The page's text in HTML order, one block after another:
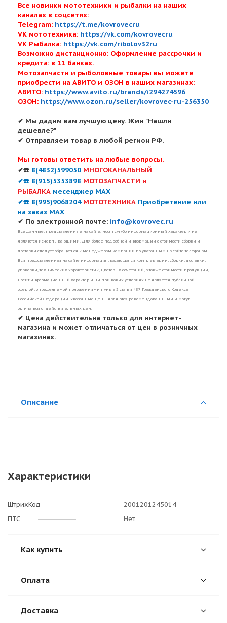
Все новинки мототехники и рыбалки на наших
каналах в соцсетях:
Telegram: https://t.me/kovrovecru
VK мототехника: https://vk.com/kovrovecru
VK Рыбалка: https://vk.com/ribolov32ru
Возможно дистанционно: Оформление рассрочки и
кредита: в 11 банках.
Мотозапчасти и рыболовные товары вы можете
приобрести на АВИТО и ОЗОН в наших магазинах:
АВИТО: https://www.avito.ru/brands/i294274596
ОЗОН: https://www.ozon.ru/seller/kovrovec-ru-256350
✔ Мы дадим вам лучшую цену. Жми "Нашли
дешевле?"
✔ Отправляем товар в любой регион РФ.
Мы готовы ответить на любые вопросы.
✔☎️ 8(4832)599050 МНОГОКАНАЛЬНЫЙ
✔☎️ 8(915)5353898 МОТОЗАПЧАСТИ и
РЫБАЛКА месенджер MAX
✔☎️ 8(995)9068204 МОТОТЕХНИКА Приобретение или
на заказ MAX
✔ По электронной почте: info@kovrovec.ru
Все данные, представленные на сайте, носят сугубо информационный характер и не
являются исчерпывающими. Для более подробной информации о стоимости сборки и
доставки следует обращаться к менеджерам компании по указанным на сайте телефонам.
Вся представленная на сайте информация, касающаяся комплектации, сборки, доставки,
упаковки, технических характеристик, цветовых сочетаний, а также стоимости продукции,
носит информационный характер и ни при каких условиях не является публичной
офертой, определяемой положениями пункта 2 статьи 437 Гражданского Кодекса
Российской Федерации. Указанные цены являются рекомендованными и могут
отличаться от действительных цен.
✔ Цена действительна только для интернет-
магазина и может отличаться от цен в розничных
магазинах.
Описание
Характеристики
ШтрихКод
2001201245014
ПТС
Нет
Как купить
Оплата
Доставка